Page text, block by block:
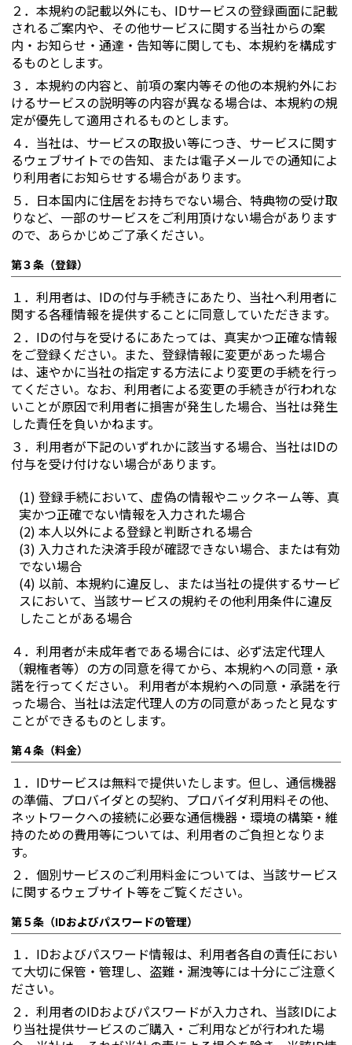
２． 本規約の記載以外にも、IDサービスの登録画面に記載
されるご案内や、その他サービスに関する当社からの案
内・お知らせ・通達・告知等に関しても、本規約を構成す
るものとします。
３． 本規約の内容と、前項の案内等その他の本規約外にお
けるサービスの説明等の内容が異なる場合は、本規約の規
定が優先して適用されるものとします。
４． 当社は、サービスの取扱い等につき、サービスに関す
るウェブサイトでの告知、または電子メールでの通知によ
り利用者にお知らせする場合があります。
５． 日本国内に住居をお持ちでない場合、特典物の受け取
りなど、一部のサービスをご利用頂けない場合があります
ので、あらかじめご了承ください。
第３条（登録）
１． 利用者は、IDの付与手続きにあたり、当社へ利用者に
関する各種情報を提供することに同意していただきます。
２． IDの付与を受けるにあたっては、真実かつ正確な情報
をご登録ください。また、登録情報に変更があった場合
は、速やかに当社の指定する方法により変更の手続を行っ
てください。なお、利用者による変更の手続きが行われな
いことが原因で利用者に損害が発生した場合、当社は発生
した責任を負いかねます。
３． 利用者が下記のいずれかに該当する場合、当社はIDの
付与を受け付けない場合があります。
(1) 登録手続において、虚偽の情報やニックネーム等、真
実かつ正確でない情報を入力された場合
(2) 本人以外による登録と判断される場合
(3) 入力された決済手段が確認できない場合、または有効
でない場合
(4) 以前、本規約に違反し、または当社の提供するサービ
スにおいて、当該サービスの規約その他利用条件に違反
したことがある場合
４． 利用者が未成年者である場合には、必ず法定代理人
（親権者等）の方の同意を得てから、本規約への同意・承
諾を行ってください。 利用者が本規約への同意・承諾を行
った場合、当社は法定代理人の方の同意があったと見なす
ことができるものとします。
第４条（料金）
１． IDサービスは無料で提供いたします。但し、通信機器
の準備、プロバイダとの契約、プロバイダ利用料その他、
ネットワークへの接続に必要な通信機器・環境の構築・維
持のための費用等については、利用者のご負担となりま
す。
２． 個別サービスのご利用料金については、当該サービス
に関するウェブサイト等をご覧ください。
第５条（IDおよびパスワードの管理）
１． IDおよびパスワード情報は、利用者各自の責任におい
て大切に保管・管理し、盗難・漏洩等には十分にご注意く
ださい。
２． 利用者のIDおよびパスワードが入力され、当該IDによ
り当社提供サービスのご購入・ご利用などが行われた場